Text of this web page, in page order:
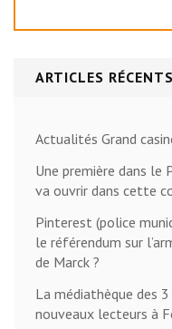
ARTICLES RÉCENTS
Actualités Grand
Une première dans le
va ouvrir dans cette
Pinterest (police
le référendum sur
de Marck ?
La médiathèque des
nouveaux lecteurs à